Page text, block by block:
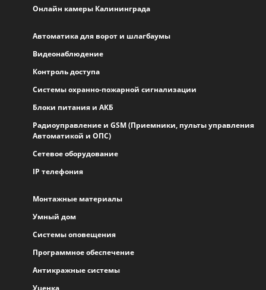
Онлайн камеры Калининграда
Автоматика для ворот и шлагбаумы
Видеонаблюдение
Контроль доступа
Системы охранно-пожарной сигнализации
Блоки питания и АКБ
Радиоуправление и GSM (Приемники, пульты управления
Автоматикой и ОПС)
Сетевое оборудование
IP телефония
Монтажные материалы
Умный дом
Системы оповещения
Программное обеспечение
Антикражные системы
Уценка